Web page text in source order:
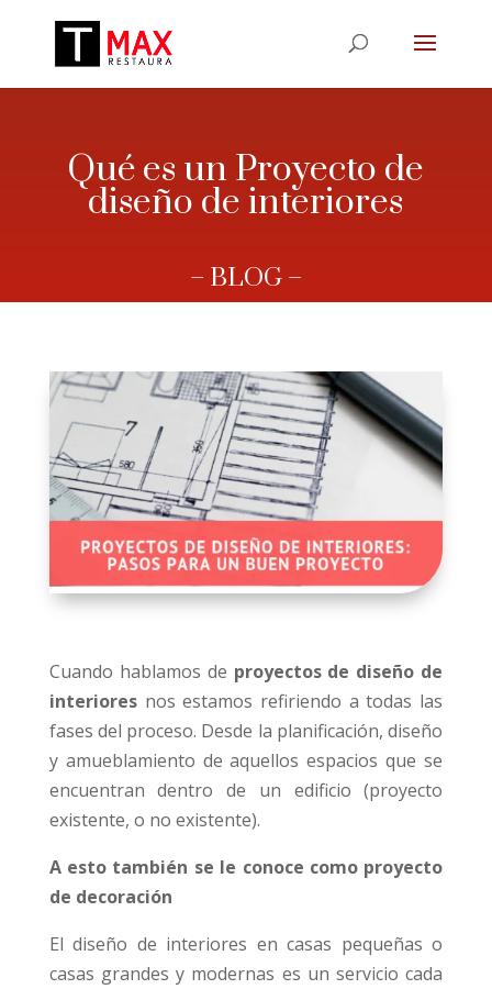
Qué es un Proyecto de
diseño de interiores
– BLOG –
Cuando hablamos de proyectos de diseño de
interioresnos estamos refiriendo a todas las
fases del proceso. Desde la planificación, diseño
y amueblamiento de aquellos espacios que se
encuentran dentro de un edificio (proyecto
existente, o no existente).
A esto también se le conoce como proyecto
de decoración
El diseño de interiores en casas pequeñas o
casas grandes y modernas es un servicio cada